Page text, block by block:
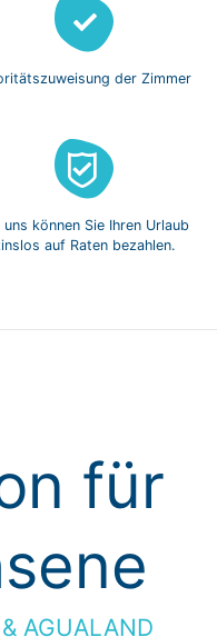
der Zimmer
uns können Sie Ihren Urlaub
auf Raten bezahlen.
für
AGUALAND